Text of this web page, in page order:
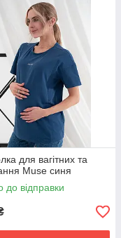
для вагітних та
Muse синя
до відправки